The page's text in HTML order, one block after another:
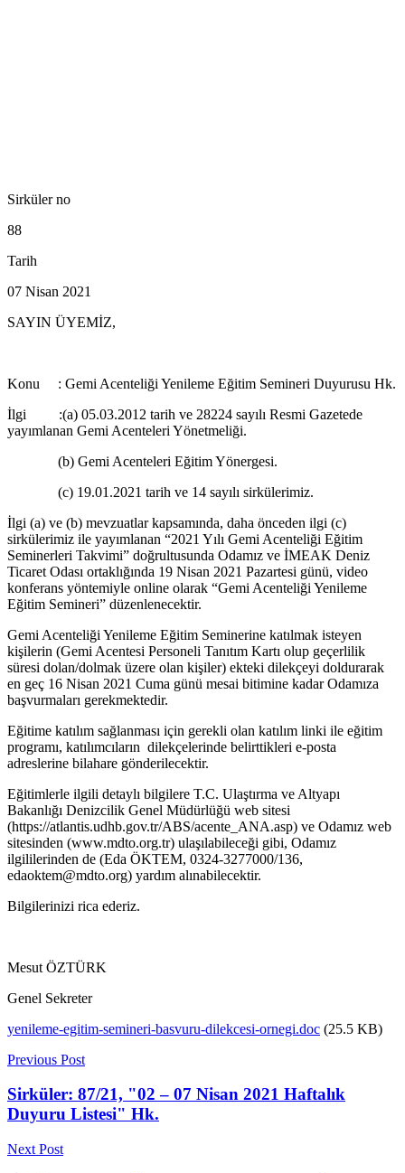
Sirküler no
88
Tarih
07 Nisan 2021
SAYIN ÜYEMİZ,
Konu : Gemi Acenteliği Yenileme Eğitim Semineri Duyurusu Hk.
İlgi :(a) 05.03.2012 tarih ve 28224 sayılı Resmi Gazetede
yayımlanan Gemi Acenteleri Yönetmeliği.
(b) Gemi Acenteleri Eğitim Yönergesi.
(c) 19.01.2021 tarih ve 14 sayılı sirkülerimiz.
İlgi (a) ve (b) mevzuatlar kapsamında, daha önceden ilgi (c)
sirkülerimiz ile yayımlanan “2021 Yılı Gemi Acenteliği Eğitim
Seminerleri Takvimi” doğrultusunda Odamız ve İMEAK Deniz
Ticaret Odası ortaklığında 19 Nisan 2021 Pazartesi günü, video
konferans yöntemiyle online olarak “Gemi Acenteliği Yenileme
Eğitim Semineri” düzenlenecektir.
Gemi Acenteliği Yenileme Eğitim Seminerine katılmak isteyen
kişilerin (Gemi Acentesi Personeli Tanıtım Kartı olup geçerlilik
süresi dolan/dolmak üzere olan kişiler) ekteki dilekçeyi doldurarak
en geç 16 Nisan 2021 Cuma günü mesai bitimine kadar Odamıza
başvurmaları gerekmektedir.
Eğitime katılım sağlanması için gerekli olan katılım linki ile eğitim
programı, katılımcıların dilekçelerinde belirttikleri e-posta
adreslerine bilahare gönderilecektir.
Eğitimlerle ilgili detaylı bilgilere T.C. Ulaştırma ve Altyapı
Bakanlığı Denizcilik Genel Müdürlüğü web sitesi
(https://atlantis.udhb.gov.tr/ABS/acente_ANA.asp) ve Odamız web
sitesinden (www.mdto.org.tr) ulaşılabileceği gibi, Odamız
ilgililerinden de (Eda ÖKTEM, 0324-3277000/136,
edaoktem@mdto.org) yardım alınabilecektir.
Bilgilerinizi rica ederiz.
Mesut ÖZTÜRK
Genel Sekreter
yenileme-egitim-semineri-basvuru-dilekcesi-ornegi.doc (25.5 KB)
Previous Post
Sirküler: 87/21, "02 – 07 Nisan 2021 Haftalık
Duyuru Listesi" Hk.
Next Post